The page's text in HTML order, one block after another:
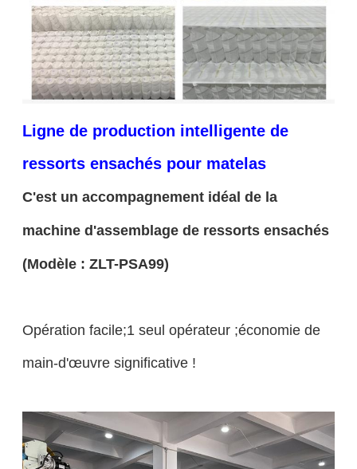
Ligne de production intelligente de
ressorts ensachés pour matelas
C'est un accompagnement idéal de la
machine d'assemblage de ressorts ensachés
(Modèle : ZLT-PSA99)
Opération facile;1 seul opérateur ;économie de
main-d'œuvre significative !